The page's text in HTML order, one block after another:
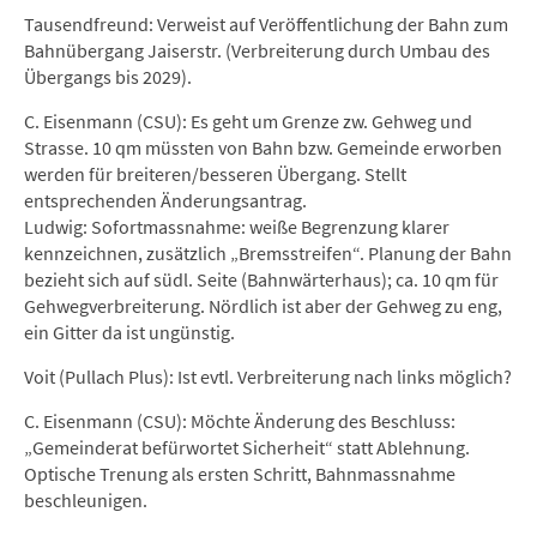
Tausendfreund: Verweist auf Veröffentlichung der Bahn zum
Bahnübergang Jaiserstr. (Verbreiterung durch Umbau des
Übergangs bis 2029).
C. Eisenmann (CSU): Es geht um Grenze zw. Gehweg und
Strasse. 10 qm müssten von Bahn bzw. Gemeinde erworben
werden für breiteren/besseren Übergang. Stellt
entsprechenden Änderungsantrag.
Ludwig: Sofortmassnahme: weiße Begrenzung klarer
kennzeichnen, zusätzlich „Bremsstreifen“. Planung der Bahn
bezieht sich auf südl. Seite (Bahnwärterhaus); ca. 10 qm für
Gehwegverbreiterung. Nördlich ist aber der Gehweg zu eng,
ein Gitter da ist ungünstig.
Voit (Pullach Plus): Ist evtl. Verbreiterung nach links möglich?
C. Eisenmann (CSU): Möchte Änderung des Beschluss:
„Gemeinderat befürwortet Sicherheit“ statt Ablehnung.
Optische Trenung als ersten Schritt, Bahnmassnahme
beschleunigen.